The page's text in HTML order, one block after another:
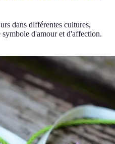
dans différentes cultures,
d'amour et d'affection.